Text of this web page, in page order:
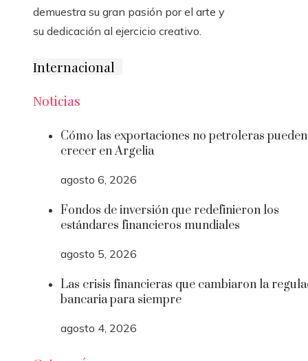
demuestra su gran pasión por el arte y
su dedicación al ejercicio creativo.
Internacional
Noticias
Cómo las exportaciones no petroleras pueden
crecer en Argelia
agosto 6, 2026
Fondos de inversión que redefinieron los
estándares financieros mundiales
agosto 5, 2026
Las crisis financieras que cambiaron la
bancaria para siempre
agosto 4, 2026